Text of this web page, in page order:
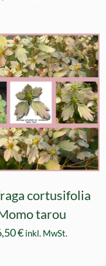
cortusifolia
tarou
€ inkl. MwSt.